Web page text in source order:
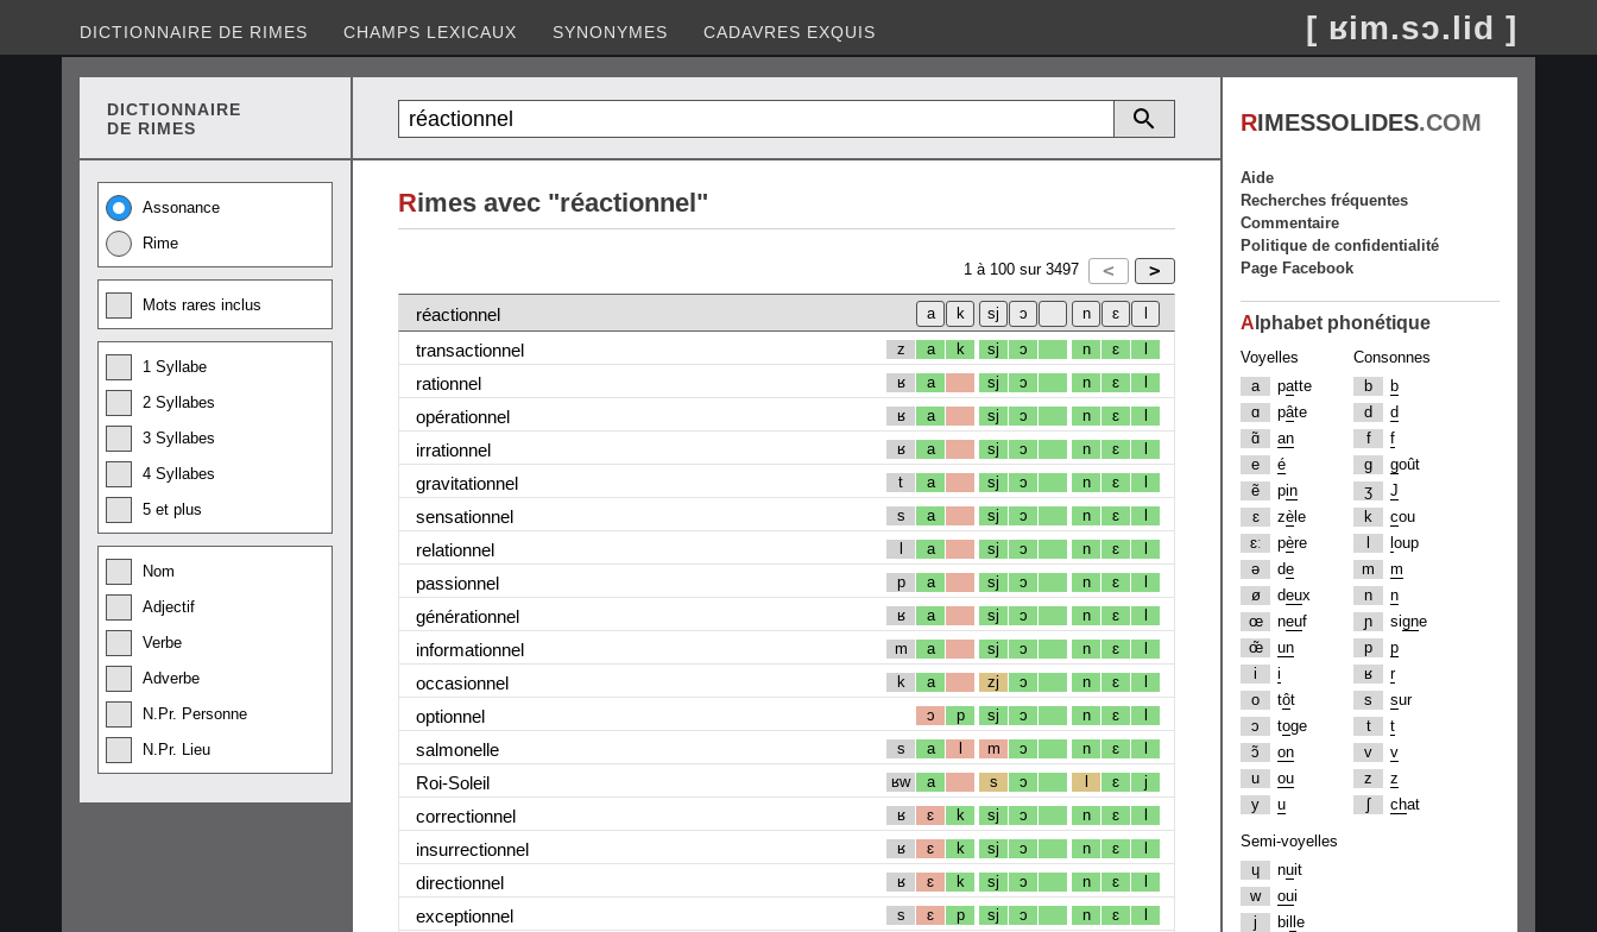
DICTIONNAIRE DE RIMES CHAMPS LEXICAUX SYNONYMES CADAVRES EXQUIS [ ʁim.sɔ.lid ]
DICTIONNAIRE
DE RIMES
Assonance
Rime
Mots rares inclus
1 Syllabe
2 Syllabes
3 Syllabes
4 Syllabes
5 et plus
Nom
Adjectif
Verbe
Adverbe
N.Pr. Personne
N.Pr. Lieu
Rimes avec "réactionnel"
1 à 100 sur 3497
réactionnel
transactionnel
z a k sj ɔ n ɛ l
rationnel ʁ a sj ɔ n ɛ l
opérationnel ʁ a sj ɔ n ɛ l
irrationnel ʁ a sj ɔ n ɛ l
gravitationnel t a sj ɔ n ɛ l
sensationnel s a sj ɔ n ɛ l
relationnel l a sj ɔ n ɛ l
passionnel p a sj ɔ n ɛ l
générationnel ʁ a sj ɔ n ɛ l
informationnel m a sj ɔ n ɛ l
occasionnel k a zj ɔ n ɛ l
optionnel ɔ p sj ɔ n ɛ l
salmonelle s a l m ɔ n ɛ l
Roi-Soleil ʁw a s ɔ l ɛ j
correctionnel ʁ ɛ k sj ɔ n ɛ l
insurrectionnel ʁ ɛ k sj ɔ n ɛ l
directionnel ʁ ɛ k sj ɔ n ɛ l
exceptionnel s ɛ p sj ɔ n ɛ l
RIMESSOLIDES.COM
Aide
Recherches fréquentes
Commentaire
Politique de confidentialité
Page Facebook
A lphabet phonétique
Voyelles
a
patte
ɑ
pâte
ɑ̃
an
e
é
ẽ
pin
ɛ
zè le
ɛː
père
ə
de
ø
deux
œ
neuf
œ̃
un
i
i
o
tôt
ɔ
toge
ɔ̃
on
u
ou
y
u
Consonnes
b
b
d
d
f
f
g
goût
ʒ
J
k
cou
oup
m
m
n
n
ɲ
signe
p
p
ʁ
r
s
sur
t
t
v
v
z
z
ʃ
chat
Semi-voyelles
ɥ
nuit
w
oui
j
bi e